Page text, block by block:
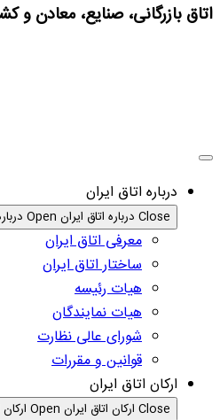
اتاق بازرگانی، صنایع، معادن و
درباره اتاق ایران
Close درباره اتاق ایران Open درباره اتاق ایران
معرفی اتاق ایران
ساختار اتاق ایران
هیات رئیسه
هیات نمایندگان
شورای عالی نظارت
قوانین و مقررات
ارکان اتاق ایران
Close ارکان اتاق ایران Open ارکان اتاق ایران